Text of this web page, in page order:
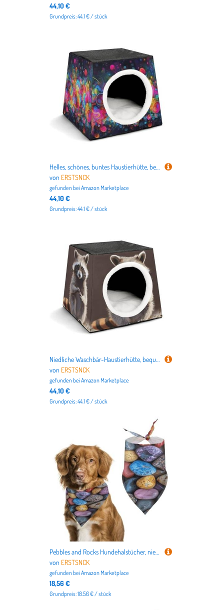
44,10 €
Grundpreis: 44.1 € / stück
Helles, schönes, buntes Haustierhütte, bequemes Nest für Haustiere, Weltraumkapsel, warm, weich, für den Innenbereich, für Katzen, kleine Hunde und mittelgroße Tiere
von ERSTSNCK
gefunden beiAmazon Marketplace
44,10 €
Grundpreis: 44.1 € / stück
Niedliche Waschbär-Haustierhütte, bequemes Nest für Haustiere, Weltraumkapsel, warm, weich, für den Innenbereich, Haustierhaus für Innenkatzen, kleine Hunde und mittelgroße Tiere
von ERSTSNCK
gefunden beiAmazon Marketplace
44,10 €
Grundpreis: 44.1 € / stück
Pebbles and Rocks Hundehalstücher, niedlich, weiche Baumwolle, waschbar, für den täglichen Sommer, langlebig, dreieckig, wendbar, geeignet für kleine, mittelgroße und große Hunde und Katzen
von ERSTSNCK
gefunden beiAmazon Marketplace
18,56 €
Grundpreis: 18.56 € / stück